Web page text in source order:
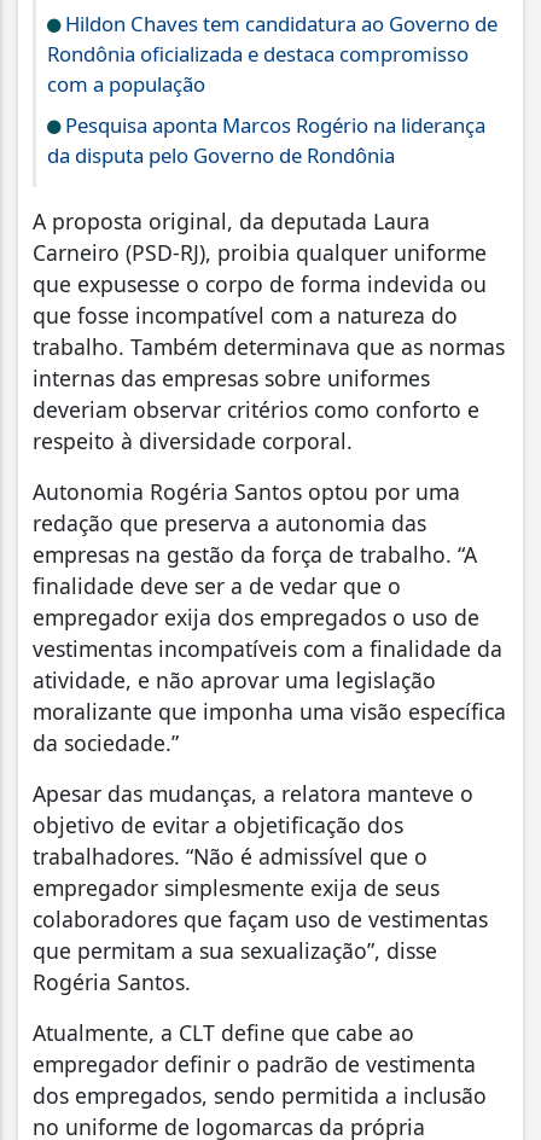
Hildon Chaves tem candidatura ao Governo de
Rondônia oficializada e destaca compromisso
com a população
Pesquisa aponta Marcos Rogério na liderança
da disputa pelo Governo de Rondônia
A proposta original, da deputada Laura
Carneiro (PSD-RJ), proibia qualquer uniforme
que expusesse o corpo de forma indevida ou
que fosse incompatível com a natureza do
trabalho. Também determinava que as normas
internas das empresas sobre uniformes
deveriam observar critérios como conforto e
respeito à diversidade corporal.
Autonomia Rogéria Santos optou por uma
redação que preserva a autonomia das
empresas na gestão da força de trabalho. “A
finalidade deve ser a de vedar que o
empregador exija dos empregados o uso de
vestimentas incompatíveis com a finalidade da
atividade, e não aprovar uma legislação
moralizante que imponha uma visão específica
da sociedade.”
Apesar das mudanças, a relatora manteve o
objetivo de evitar a objetificação dos
trabalhadores. “Não é admissível que o
empregador simplesmente exija de seus
colaboradores que façam uso de vestimentas
que permitam a sua sexualização”, disse
Rogéria Santos.
Atualmente, a CLT define que cabe ao
empregador definir o padrão de vestimenta
dos empregados, sendo permitida a inclusão
no uniforme de logomarcas da própria